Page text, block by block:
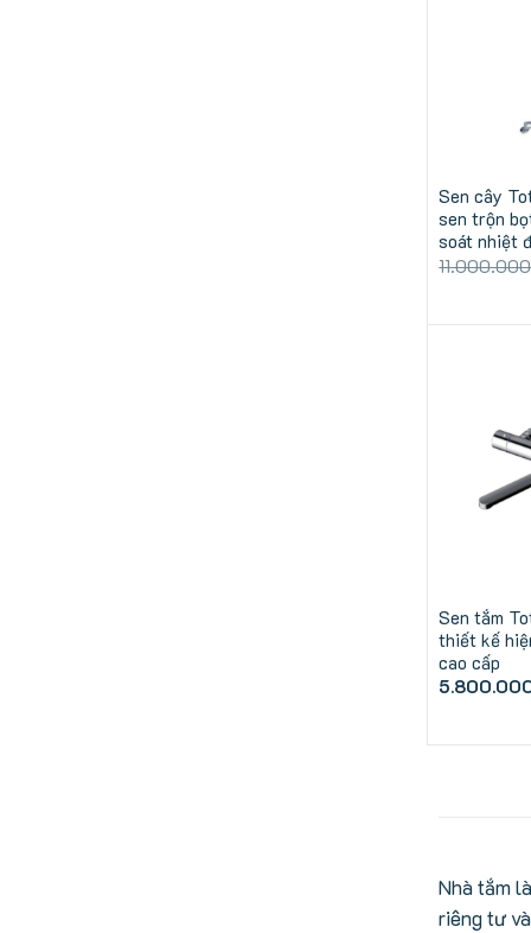
Sen cây
sen trộn
soát nhiệt
Sen tắm
thiết kế
cao cấp
Nhà tắm
riêng tư